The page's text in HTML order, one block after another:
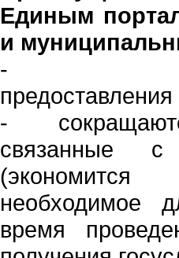
Единым
и
-
предоставления
-
связанные с
необходимое
время